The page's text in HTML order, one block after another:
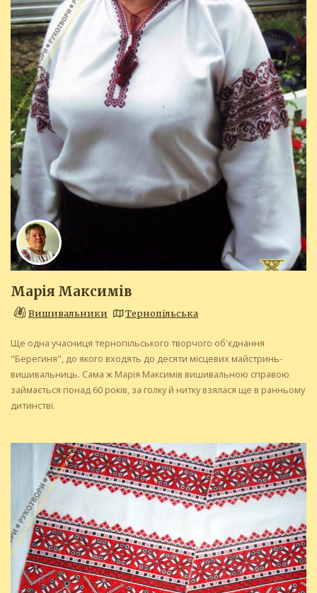
Марія Максимів
Вишивальники Тернопільська
Ще одна учасниця тернопільського творчого об'єднання
"Берегиня", до якого входять до десяти місцевих майстринь-
вишивальниць. Сама ж Марія Максимів вишивальною справою
займається понад 60 років, за голку й нитку взялася ще в ранньому
дитинстві.